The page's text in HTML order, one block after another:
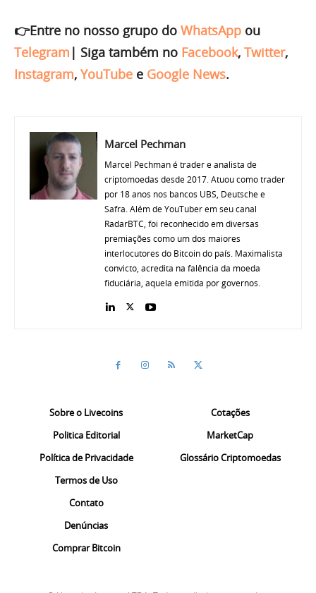
👉Entre no nosso grupo do WhatsApp ou
Telegram | Siga também no Facebook, Twitter,
Instagram, YouTube e Google News.
Marcel Pechman
Marcel Pechman é trader e analista de
criptomoedas desde 2017. Atuou como trader
por 18 anos nos bancos UBS, Deutsche e
Safra. Além de YouTuber em seu canal
RadarBTC, foi reconhecido em diversas
premiações como um dos maiores
interlocutores do Bitcoin do país. Maximalista
convicto, acredita na falência da moeda
fiduciária, aquela emitida por governos.
Sobre o Livecoins
Politica Editorial
Política de Privacidade
Termos de Uso
Contato
Denúncias
Comprar Bitcoin
Cotações
MarketCap
Glossário Criptomoedas